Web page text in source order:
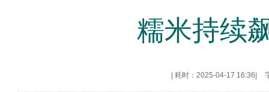
糯米持续
耗时：2025-04-17 16:36